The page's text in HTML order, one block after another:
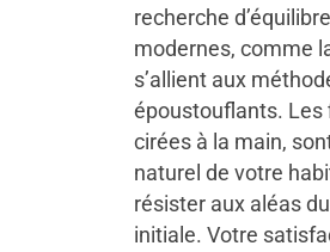
recherche
modernes, comme
s’allient aux
époustouflants. Les
cirées à la main,
naturel de votre
résister aux aléas
initiale. Votre